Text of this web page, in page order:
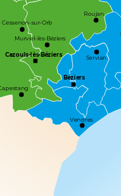
Béziers
Vendres
Servian
Murviel-lès-Béziers
Cazouls-lès-Béziers
Cessenon-sur-Orb
Roujan